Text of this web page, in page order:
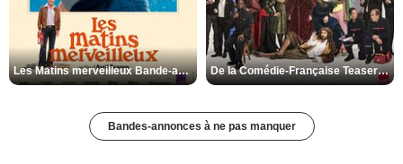
Les Matins merveilleux Bande-annonce VF De la Comédie-Française Teaser VF
Bandes-annonces à ne pas manquer